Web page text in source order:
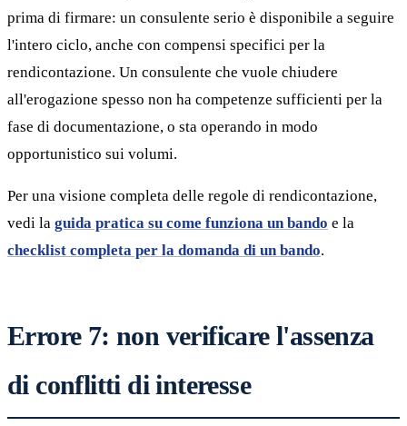
prima di firmare: un consulente serio è disponibile a seguire
l'intero ciclo, anche con compensi specifici per la
rendicontazione. Un consulente che vuole chiudere
all'erogazione spesso non ha competenze sufficienti per la
fase di documentazione, o sta operando in modo
opportunistico sui volumi.
Per una visione completa delle regole di rendicontazione,
vedi la guida pratica su come funziona un bando e la
checklist completa per la domanda di un bando.
Errore 7: non verificare l'assenza
di conflitti di interesse